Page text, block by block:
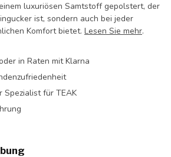
luxuriösen Samtstoff gepolstert, der
ist, sondern auch bei jeder
Komfort bietet. Lesen Sie mehr.
in Raten mit Klarna
Spezialist für TEAK